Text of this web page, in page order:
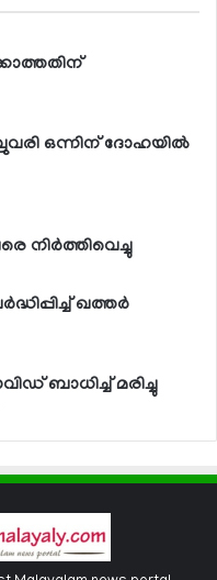
ഒന്നിന് ദോഹയില്‍
നിര്‍ത്തിവെച്ചു
ഖത്തര്‍
ബാധിച്ച് മരിച്ചു